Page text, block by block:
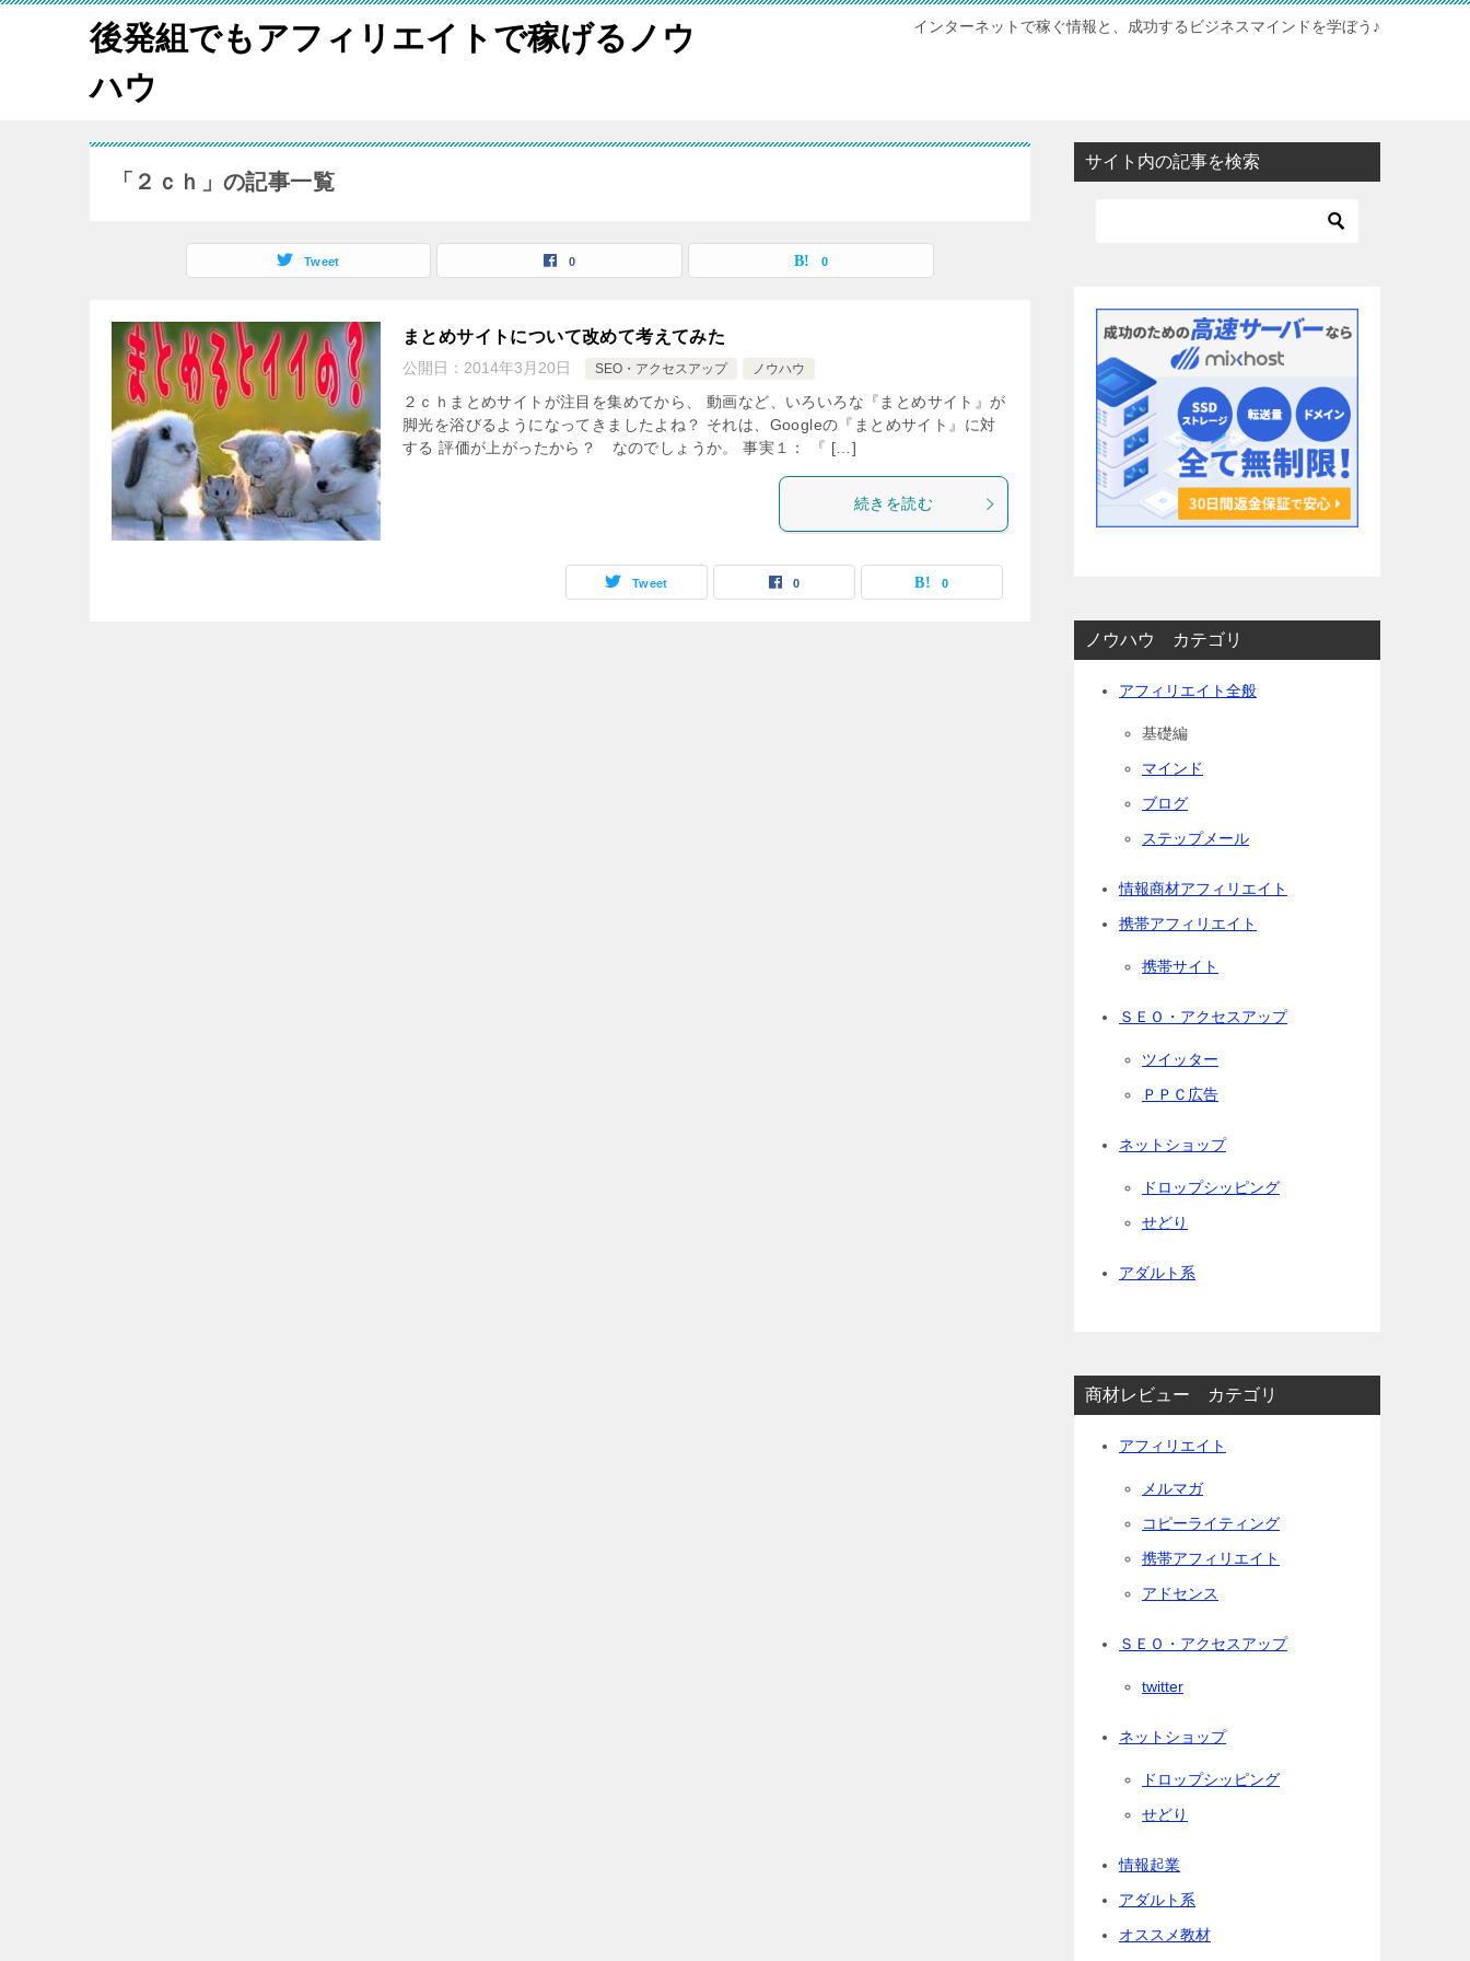
後発組でもアフィリエイトで稼げるノウ
ハウ
インターネットで稼ぐ情報と、成功するビジネスマインドを学ぼう♪
「２ｃｈ」の記事一覧
Tweet 0 0
まとめサイトについて改めて考えてみた
公開日： 2014年3月20日 SEO・アクセスアップ ノウハウ
２ｃｈまとめサイトが注目を集めてから、 動画など、いろいろな『まとめサイト』が
脚光を浴びるようになってきましたよね？ それは、Googleの『まとめサイト』に対
する 評価が上がったから？ なのでしょうか。 事実１： 『 […]
続きを読む
Tweet 0 0
サイト内の記事を検索
ノウハウ カテゴリ
アフィリエイト全般
基礎編
マインド
ブログ
ステップメール
情報商材アフィリエイト
携帯アフィリエイト
携帯サイト
ＳＥＯ・アクセスアップ
ツイッター
ＰＰＣ広告
ネットショップ
ドロップシッピング
せどり
アダルト系
商材レビュー カテゴリ
アフィリエイト
メルマガ
コピーライティング
携帯アフィリエイト
アドセンス
ＳＥＯ・アクセスアップ
twitter
ネットショップ
ドロップシッピング
せどり
情報起業
アダルト系
オススメ教材